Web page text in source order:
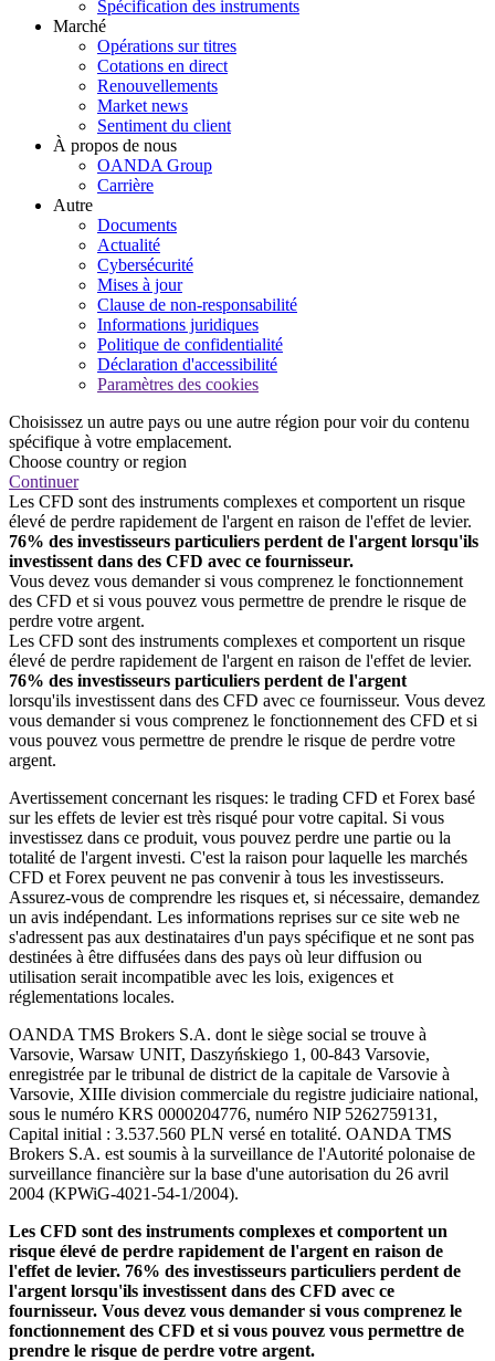
Spécification des instruments
Marché
Opérations sur titres
Cotations en direct
Renouvellements
Market news
Sentiment du client
À propos de nous
OANDA Group
Carrière
Autre
Documents
Actualité
Cybersécurité
Mises à jour
Clause de non-responsabilité
Informations juridiques
Politique de confidentialité
Déclaration d'accessibilité
Paramètres des cookies
Choisissez un autre pays ou une autre région pour voir du contenu
spécifique à votre emplacement.
Choose country or region
Continuer
Les CFD sont des instruments complexes et comportent un risque
élevé de perdre rapidement de l'argent en raison de l'effet de levier.
76% des investisseurs particuliers perdent de l'argent lorsqu'ils
investissent dans des CFD avec ce fournisseur.
Vous devez vous demander si vous comprenez le fonctionnement
des CFD et si vous pouvez vous permettre de prendre le risque de
perdre votre argent.
Les CFD sont des instruments complexes et comportent un risque
élevé de perdre rapidement de l'argent en raison de l'effet de levier.
76% des investisseurs particuliers perdent de l'argent
lorsqu'ils investissent dans des CFD avec ce fournisseur. Vous devez
vous demander si vous comprenez le fonctionnement des CFD et si
vous pouvez vous permettre de prendre le risque de perdre votre
argent.
Avertissement concernant les risques: le trading CFD et Forex basé
sur les effets de levier est très risqué pour votre capital. Si vous
investissez dans ce produit, vous pouvez perdre une partie ou la
totalité de l'argent investi. C'est la raison pour laquelle les marchés
CFD et Forex peuvent ne pas convenir à tous les investisseurs.
Assurez-vous de comprendre les risques et, si nécessaire, demandez
un avis indépendant. Les informations reprises sur ce site web ne
s'adressent pas aux destinataires d'un pays spécifique et ne sont pas
destinées à être diffusées dans des pays où leur diffusion ou
utilisation serait incompatible avec les lois, exigences et
réglementations locales.
OANDA TMS Brokers S.A. dont le siège social se trouve à
Varsovie, Warsaw UNIT, Daszyńskiego 1, 00-843 Varsovie,
enregistrée par le tribunal de district de la capitale de Varsovie à
Varsovie, XIIIe division commerciale du registre judiciaire national,
sous le numéro KRS 0000204776, numéro NIP 5262759131,
Capital initial : 3.537.560 PLN versé en totalité. OANDA TMS
Brokers S.A. est soumis à la surveillance de l'Autorité polonaise de
surveillance financière sur la base d'une autorisation du 26 avril
2004 (KPWiG-4021-54-1/2004).
Les CFD sont des instruments complexes et comportent un
risque élevé de perdre rapidement de l'argent en raison de
l'effet de levier. 76% des investisseurs particuliers perdent de
l'argent lorsqu'ils investissent dans des CFD avec ce
fournisseur. Vous devez vous demander si vous comprenez le
fonctionnement des CFD et si vous pouvez vous permettre de
prendre le risque de perdre votre argent.